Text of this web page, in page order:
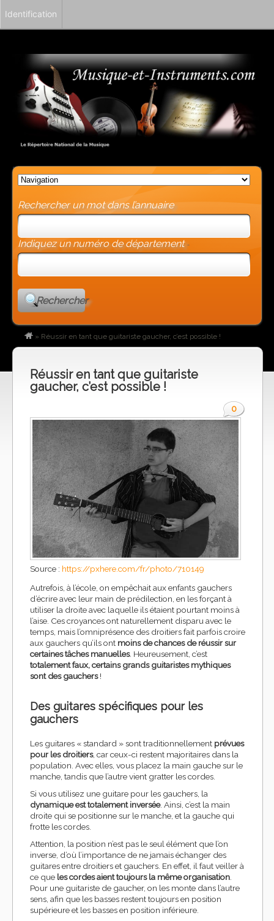
Rechercher un mot dans l’annuaire
Indiquez un numéro de département -
Rechercher
» Réussir en tant que guitariste gaucher, c’est possible !
Réussir en tant que guitariste
gaucher, c’est possible !
0
Source : https://pxhere.com/fr/photo/710149
Autrefois, à l’école, on empêchait aux enfants gauchers
d’écrire avec leur main de prédilection, en les forçant à
utiliser la droite avec laquelle ils étaient pourtant moins à
l’aise. Ces croyances ont naturellement disparu avec le
temps, mais l’omniprésence des droitiers fait parfois croire
aux gauchers qu’ils ont moins de chances de réussir sur
certaines tâches manuelles. Heureusement, c’est
totalement faux, certains grands guitaristes mythiques
sont des gauchers!
Des guitares spécifiques pour les
gauchers
Les guitares « standard » sont traditionnellement prévues
pour les droitiers, car ceux-ci restent majoritaires dans la
population. Avec elles, vous placez la main gauche sur le
manche, tandis que l’autre vient gratter les cordes.
Si vous utilisez une guitare pour les gauchers, la
dynamique est totalement inversée. Ainsi, c’est la main
droite qui se positionne sur le manche, et la gauche qui
frotte les cordes.
Attention, la position n’est pas le seul élément que l’on
inverse, d’où l’importance de ne jamais échanger des
guitares entre droitiers et gauchers. En effet, il faut veiller à
ce que les cordes aient toujours la même organisation
Pour une guitariste de gaucher, on les monte dans l’autre
sens, afin que les basses restent toujours en position
supérieure et les basses en position inférieure.
Identification